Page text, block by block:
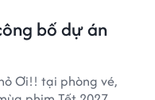
bố dự án
Ơi!! tại phòng vé,